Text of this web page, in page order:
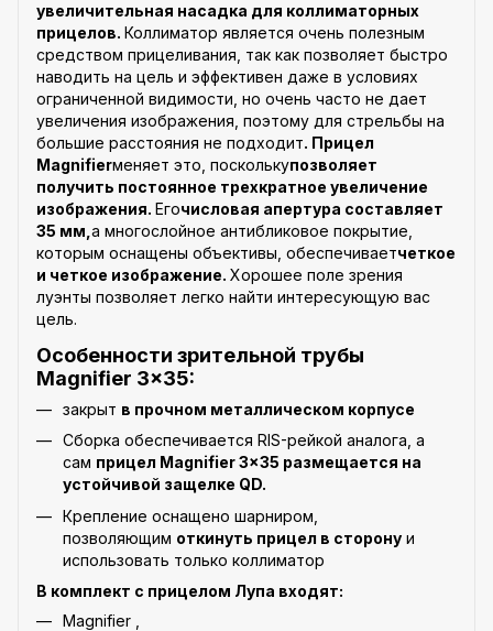
увеличительная насадка для коллиматорных
прицелов. Коллиматор является очень полезным
средством прицеливания, так как позволяет быстро
наводить на цель и эффективен даже в условиях
ограниченной видимости, но очень часто не дает
увеличения изображения, поэтому для стрельбы на
большие расстояния не подходит. Прицел
Magnifierменяет это, посколькупозволяет
получить постоянное трехкратное увеличение
изображения. Егочисловая апертура составляет
35 мм, а многослойное антибликовое покрытие,
которым оснащены объективы, обеспечиваетчеткое
и четкое изображение. Хорошее поле зрения
луэнты позволяет легко найти интересующую вас
цель.
Особенности зрительной трубы
Magnifier 3x35:
закрыт в прочном металлическом корпусе
Сборка обеспечивается RIS-рейкой аналога, а
сам прицел Magnifier 3x35 размещается на
устойчивой защелке QD.
Крепление оснащено шарниром,
позволяющим откинуть прицел в сторону и
использовать только коллиматор
В комплект с прицелом Лупа входят:
Magnifier ,